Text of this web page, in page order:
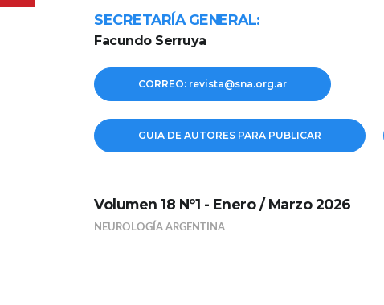
SECRETARÍA GENERAL:
Facundo Serruya
CORREO: revista@sna.org.ar
GUIA DE AUTORES PARA PUBLICAR
Volumen 18 Nº1 - Enero / Marzo 2026
NEUROLOGÍA ARGENTINA